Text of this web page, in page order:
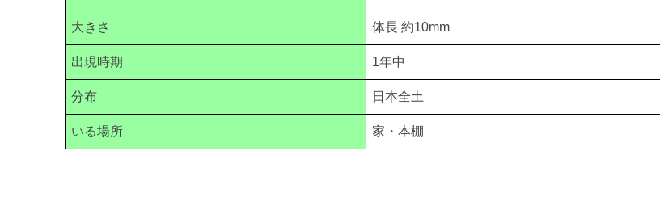
大きさ 体長 約10mm
出現時期 1年中
分布 日本全土
いる場所 家・本棚